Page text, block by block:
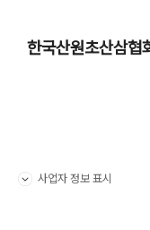
한국산원초산삼
사업자 정보 표시